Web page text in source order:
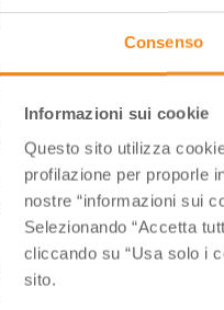
Consenso
Informazioni sui cookie
Questo sito utilizza
profilazione per proporle
nostre “informazioni sui
Selezionando “Accetta
cliccando su “Usa solo i
sito.
con note fiorali dolci, di
che cita il Famoso è
la presenza
che lo portò in un
lo indicava, per
e di biodiversità da
considerata
freschi di Romagna, come